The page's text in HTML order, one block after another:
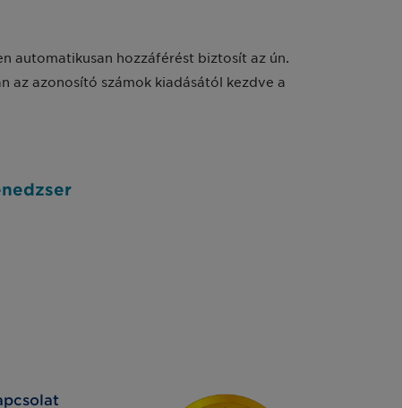
automatikusan hozzáférést biztosít az ún.
az azonosító számok kiadásától kezdve a